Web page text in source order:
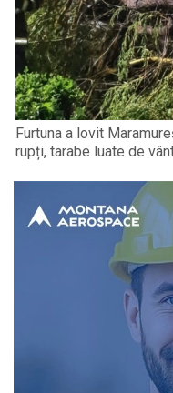
Furtuna a lovit
rupți, tarabe luate de